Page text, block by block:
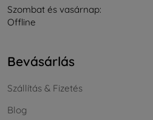
Szombat és vasárnap:
Offline
Bevásárlás
Szállítás & Fizetés
Blog